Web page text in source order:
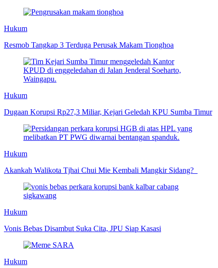
Hukum
Resmob Tangkap 3 Terduga Perusak Makam Tionghoa
Hukum
Dugaan Korupsi Rp27,3 Miliar, Kejari Geledah KPU Sumba Timur
Hukum
Akankah Walikota Tjhai Chui Mie Kembali Mangkir Sidang?
Hukum
Vonis Bebas Disambut Suka Cita, JPU Siap Kasasi
Hukum